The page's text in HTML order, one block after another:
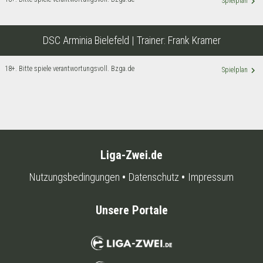
DSC Arminia Bielefeld | Trainer: Frank Kramer
18+. Bitte spiele verantwortungsvoll. Bzga.de Spielplan keyboard_arrow_right
Liga-Zwei.de
Nutzungsbedingungen Datenschutz Impressum
Unsere Portale